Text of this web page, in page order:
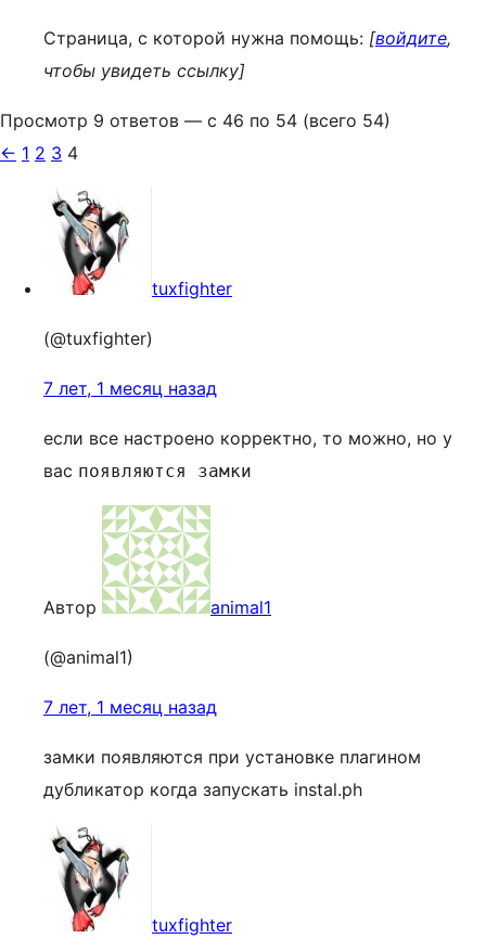
Страница, с которой нужна помощь: [войдите,
чтобы увидеть ссылку]
Просмотр 9 ответов — с 46 по 54 (всего 54)
← 1 2 3 4
tuxfighter
(@tuxfighter)
7 лет, 1 месяц назад
если все настроено корректно, то можно, но у
вас появляются замки
Автор animal1
(@animal1)
7 лет, 1 месяц назад
замки появляются при установке плагином
дубликатор когда запускать instal.ph
tuxfighter